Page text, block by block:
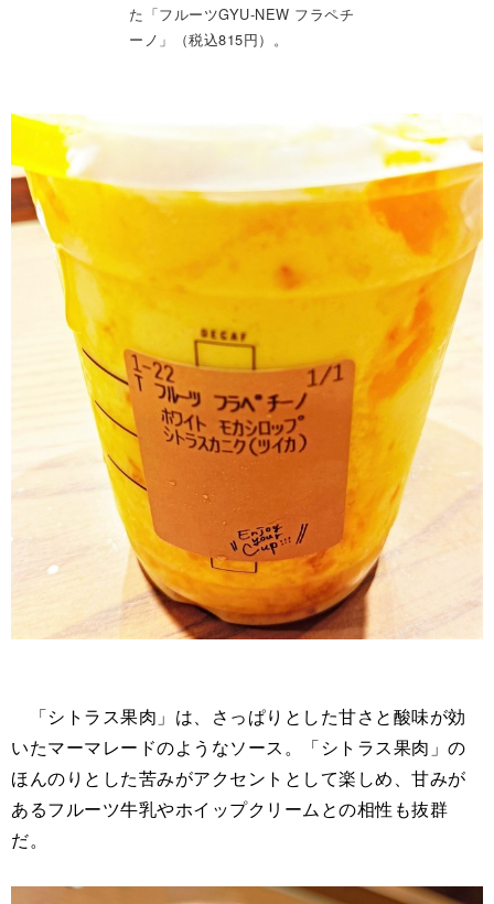
た「フルーツGYU‐NEW フラペチ
ーノ」（税込815円）。
「シトラス果肉」は、さっぱりとした甘さと酸味が効
いたマーマレードのようなソース。「シトラス果肉」の
ほんのりとした苦みがアクセントとして楽しめ、甘みが
あるフルーツ牛乳やホイップクリームとの相性も抜群
だ。